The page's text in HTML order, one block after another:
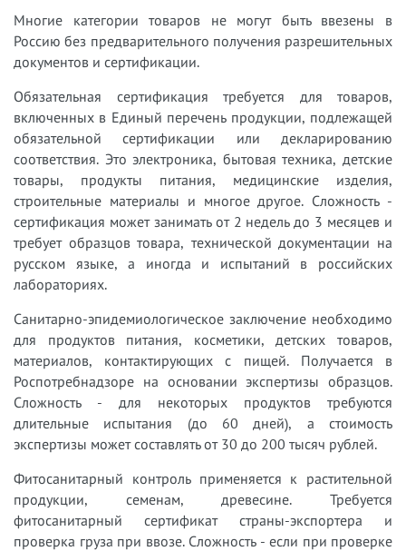
Многие категории товаров не могут быть ввезены в
Россию без предварительного получения разрешительных
документов и сертификации.
Обязательная сертификация требуется для товаров,
включенных в Единый перечень продукции, подлежащей
обязательной сертификации или декларированию
соответствия. Это электроника, бытовая техника, детские
товары, продукты питания, медицинские изделия,
строительные материалы и многое другое. Сложность -
сертификация может занимать от 2 недель до 3 месяцев и
требует образцов товара, технической документации на
русском языке, а иногда и испытаний в российских
лабораториях.
Санитарно-эпидемиологическое заключение необходимо
для продуктов питания, косметики, детских товаров,
материалов, контактирующих с пищей. Получается в
Роспотребнадзоре на основании экспертизы образцов.
Сложность - для некоторых продуктов требуются
длительные испытания (до 60 дней), а стоимость
экспертизы может составлять от 30 до 200 тысяч рублей.
Фитосанитарный контроль применяется к растительной
продукции, семенам, древесине. Требуется
фитосанитарный сертификат страны-экспортера и
проверка груза при ввозе. Сложность - если при проверке